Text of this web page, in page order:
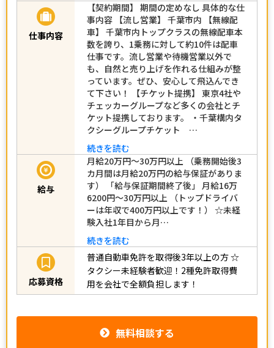
仕事内容
【契約期間】 期間の定めなし 具体的な仕
事内容 【流し営業】 千葉市内 【無線配
車】 千葉市内トップクラスの無線配車本
数を誇り、1乗務に対して約10件は配車
仕事です。流し営業や待機営業以外で
も、自然と売り上げを作れる仕組みが整
っています。ぜひ、安心して飛込んでき
て下さい！ 【チケット提携】 東京4社や
チェッカーグループなど多くの会社とチ
ケット提携しております。 ・千葉構内タ
クシーグループチケット …
続きを読む
給与
月給20万円～30万円以上 （乗務開始後3
カ月間は月給20万円の給与保証がありま
す） 「給与保証期間終了後」 月給16万
6200円～30万円以上 （トップドライバ
ーは年収で400万円以上です！） ☆未経
験入社1年目から月…
続きを読む
応募資格
普通自動車免許を取得後3年以上の方☆
タクシー未経験者歓迎！2種免許取得費
用を会社で全額負担します！
無料相談する